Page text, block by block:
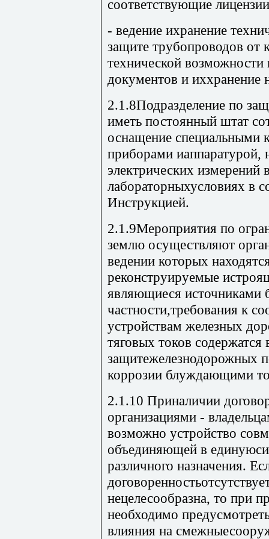
соответствующие
- ведение ихранение
защите трубопроводов от
технической возможности
документов и иххранение
2.1.8Подразделение по
иметь постоянный штат
оснащение специальными
приборами
электрических измерений
лабораторныхусловиях в
Инструкцией.
2.1.9Мероприятия по
землю осуществляют
ведении которых
реконструируемые
являющиеся
частности,требования к
устройствам железных
тяговых токов
защитежелезнодорожных
коррозии блуждающими
2.1.10 Приналичии
организациями -
возможно устройство
объединяющей в
различного назначения.
нецелесообразна, то при
необходимо
влияния на